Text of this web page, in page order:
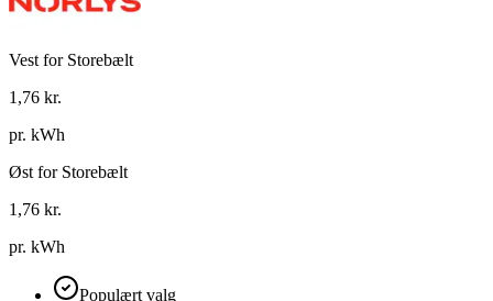
Vest for Storebælt
1,76 kr.
pr. kWh
Øst for Storebælt
1,76 kr.
pr. kWh
Populært valg